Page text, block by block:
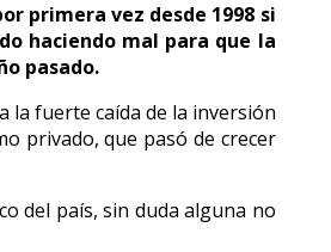
primera vez desde 1998 si
haciendo mal para que la
pasado.
la fuerte caída de la inversión
privado, que pasó de crecer
del país, sin duda alguna no